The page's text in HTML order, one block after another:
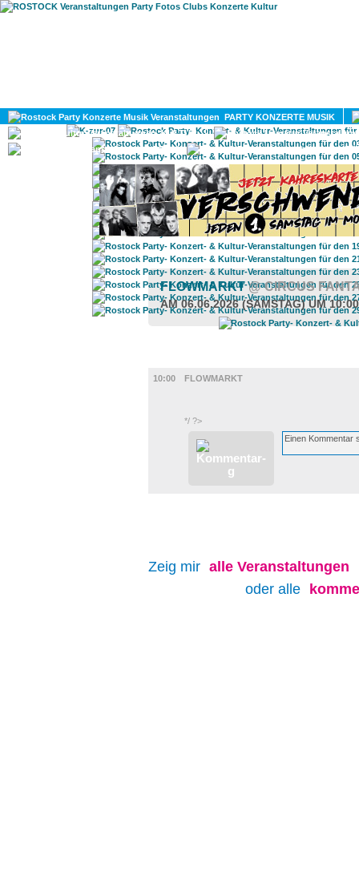
PARTY KONZERTE MUSIK
KULTUR
GAY
FLOWMARKT@ CIRCUS
AM 06.06.2026 (SAMSTAG) UM
10:00
FLOWMARKT
*/ ?>
Zeig mir alle Veranstaltungen
oder alle